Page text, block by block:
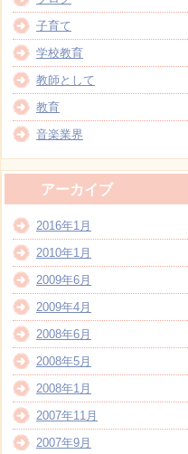
子育て
学校教育
教師として
教育
音楽業界
アーカイブ
2016年1月
2010年1月
2009年6月
2009年4月
2008年6月
2008年5月
2008年1月
2007年11月
2007年9月